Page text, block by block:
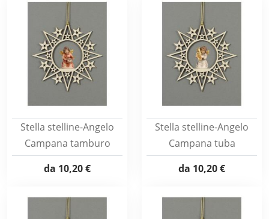
Stella stelline-Angelo
Campana tamburo
da 10,20 €
Stella stelline-Angelo
Campana tuba
da 10,20 €